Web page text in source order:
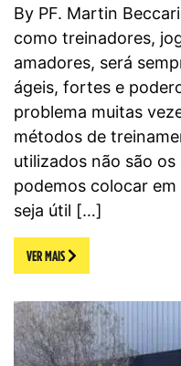
By PF. Martin
como treinadores,
amadores, será
ágeis, fortes e
problema muitas
métodos de
utilizados não são
podemos colocar
seja útil […]
VER MAIS